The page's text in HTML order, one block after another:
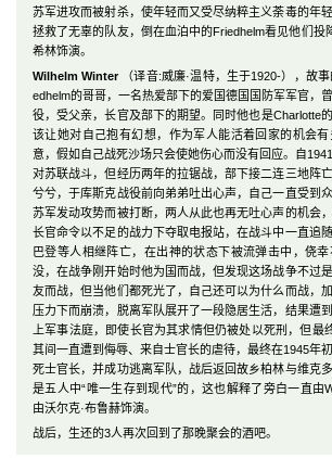
苏军进攻而被射杀，使年轻而又受尽纳粹主义荼毒的年
拯救了无辜的队友，倒在血泊中的Friedhelm看见他们投
希林饰演。
Wilhelm Winter（译音:威廉·温特，生于1920-），故
edhelm的哥哥，一名热爱部下的爱国德国国防军军官，
役，受父亲，长官及部下的期望。同时他也是Charlotte
该让她对自己抱有幻想，作为军人能活着回家的机会
意，假如自己战死沙场只会使她伤心而没有回应。自
对苏联战斗，但经历两年的拉锯战，部下接二连三地阵
兮兮，于库斯克战役前向弟弟吐出心声，自己一直受到
苏军发动攻势而被打断，两人从此也再无吐心声的机会
长官命令以不足的战力下夺取电报站，在战斗中一直追
巴登等人相继阵亡，在出神的状态下被流弹击中，侥
没，在战争刚开始时他为国而战，但发现这场战争不过
友而战，但当他们都死光了，自己还可以为什么而战，
压力下而崩溃，脱离军队展开了一段隐居生活，结果遭
上军事法庭，即使长官为其求情但仍被处以死刑，但最
其间一直遭到侮辱、来自士官长的虐待，最终在1945年
死士官长，并成功逃离军队，战后返回故乡柏林与维克
是五人中“唯一生存到现代”的，这也解释了旁白一直由
由沃尔克·布鲁赫饰演。
战后，生还的3人再次回到了那晚聚会的酒吧。